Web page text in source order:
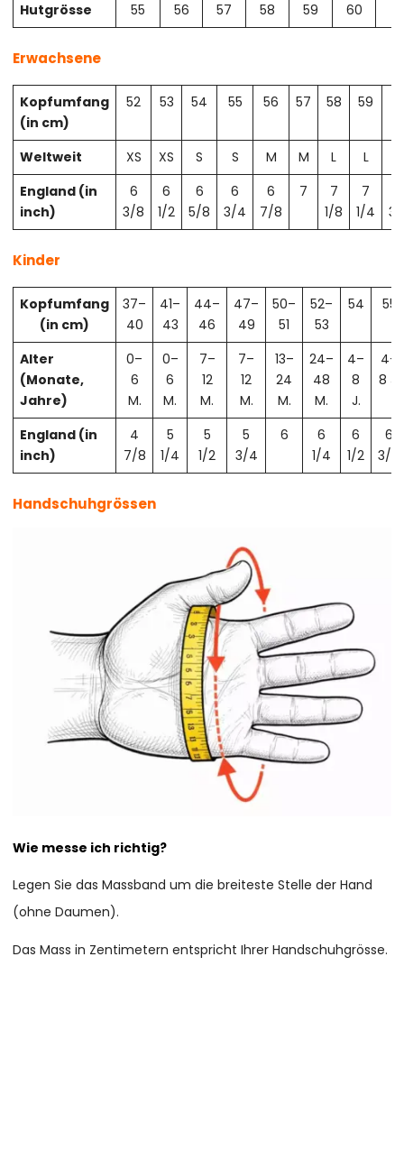
Hutgrösse
55 56 57 58 59 60
Erwachsene
Kopfumfang
(in cm)
52 53 54 55 56 57 58 59
Weltweit XS XS S S M M L L
England (in
inch)
6
3/8
6
1/2
6
5/8
6
3/4
6
7/8
7
7
1/8
7
1/4
Kinder
Kopfumfang
(in cm)
37–
40
41–
43
44–
46
47–
49
50–
51
52–
53
54 55
Alter
(Monate,
Jahre)
0–
6
M.
0–
6
M.
7–
12
M.
7–
12
M.
13–
24
M.
24–
48
M.
4–
8
J.
4–
8 J.
England (in
inch)
4
7/8
5
1/4
5
1/2
5
3/4
6
6
1/4
6
1/2
6
3/4
Handschuhgrössen
Wie messe ich richtig?
Legen Sie das Massband um die breiteste Stelle der Hand
(ohne Daumen).
Das Mass in Zentimetern entspricht Ihrer Handschuhgrösse.